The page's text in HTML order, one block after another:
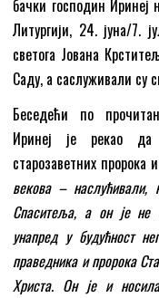
бачки госпoдин Иринеј
Литургији, 24. јуна/7.
светога Јована
Саду, а саслуживали су
Беседећи по
Иринеј је рекао да
старозаветних пророка
векова – наслућивали,
Спаситеља, а он је не
унапред у будућност
праведника и пророка
Христа. Он је и